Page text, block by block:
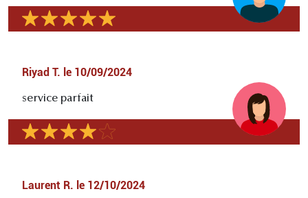
Riyad T. le 10/09/2024
service parfait
Laurent R. le 12/10/2024